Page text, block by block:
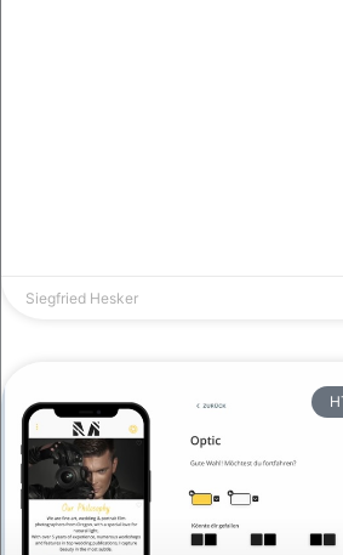
Siegfried Hesker